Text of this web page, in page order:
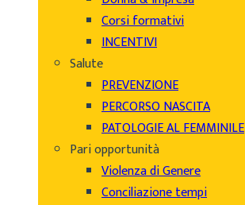
Corsi formativi
INCENTIVI
Salute
PREVENZIONE
PERCORSO NASCITA
PATOLOGIE AL FEMMINILE
Pari opportunità
Violenza di Genere
Conciliazione tempi